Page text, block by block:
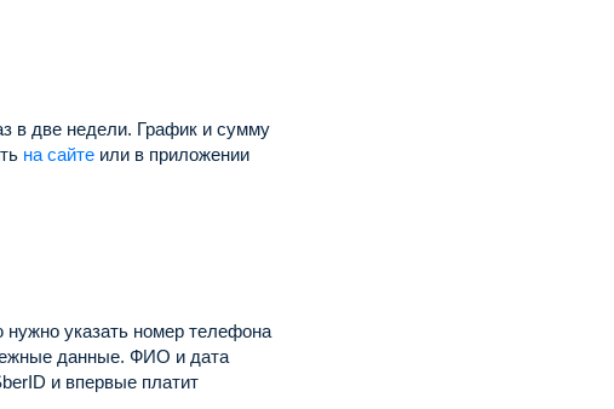
в две недели. График и сумму
на сайте или в приложении
указать номер телефона
данные. ФИО и дата
и впервые платит